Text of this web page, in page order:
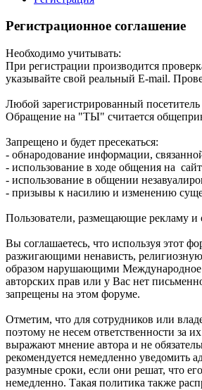
Регистрационное соглашение
Необходимо учитывать:
При регистрации производится
указывайте свой реальный E-mail.
Любой зарегистрированный
Обращение на "ТЫ" считается
Запрещено и будет пресекаться:
- обнародование информации,
- использование в ходе общения на
- использование в общении
- призывы к насилию и изменению
Пользователи, размещающие рекламу и
Вы соглашаетесь, что используя этот
разжигающими ненависть,
образом нарушающими Международное
авторских прав или у Вас нет
запрещены на этом форуме.
Отметим, что для сотрудников или
поэтому не несем ответственности за
выражают мнение автора и не
рекомендуется немедленно уведомить
разумные сроки, если они решат, что
немедленно. Такая политика также